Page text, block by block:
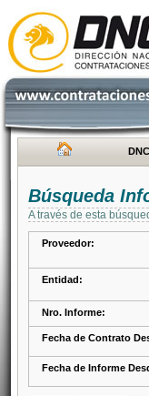
Búsqueda
A través de esta
Proveedor:
Entidad:
Nro. Informe:
Fecha de Contrato
Fecha de Informe